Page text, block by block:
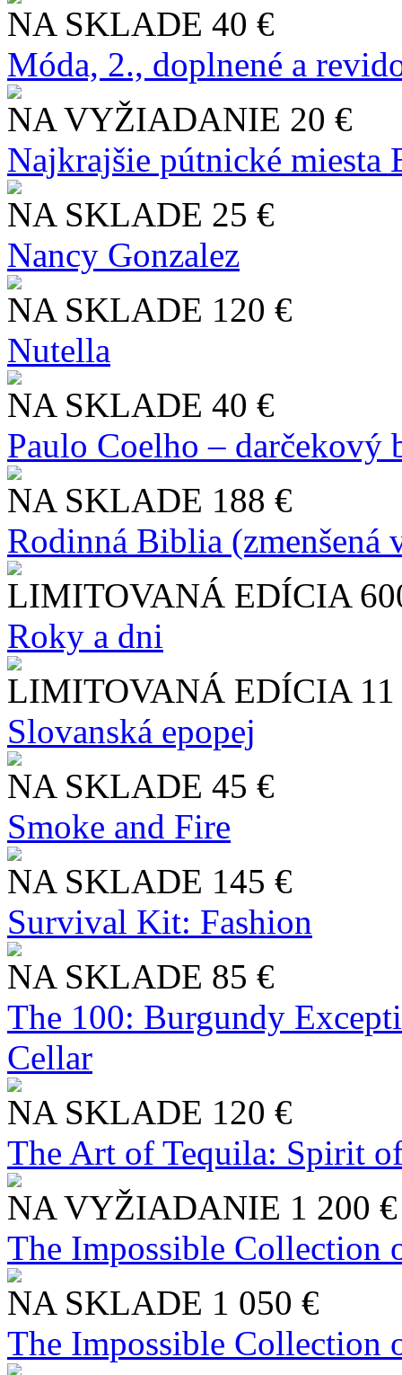
NA SKLADE 40 €
Móda, 2., doplnené a
NA VYŽIADANIE 20 €
Najkrajšie pútnické miesta
NA SKLADE 25 €
Nancy Gonzalez
NA SKLADE 120 €
Nutella
NA SKLADE 40 €
Paulo Coelho – darčekový
NA SKLADE 188 €
Rodinná Biblia (zmenšená
LIMITOVANÁ EDÍCIA
Roky a dni
LIMITOVANÁ EDÍCIA
Slo​vanská epopej
NA SKLADE 45 €
Smoke and Fire
NA SKLADE 145 €
Survival Kit: Fashion
NA SKLADE 85 €
The 100: Burgundy
Cellar
NA SKLADE 120 €
The Art of Tequila: Spirit
NA VYŽIADANIE 1 200 €
The Impossible Collection
NA SKLADE 1 050 €
The Impossible Collection